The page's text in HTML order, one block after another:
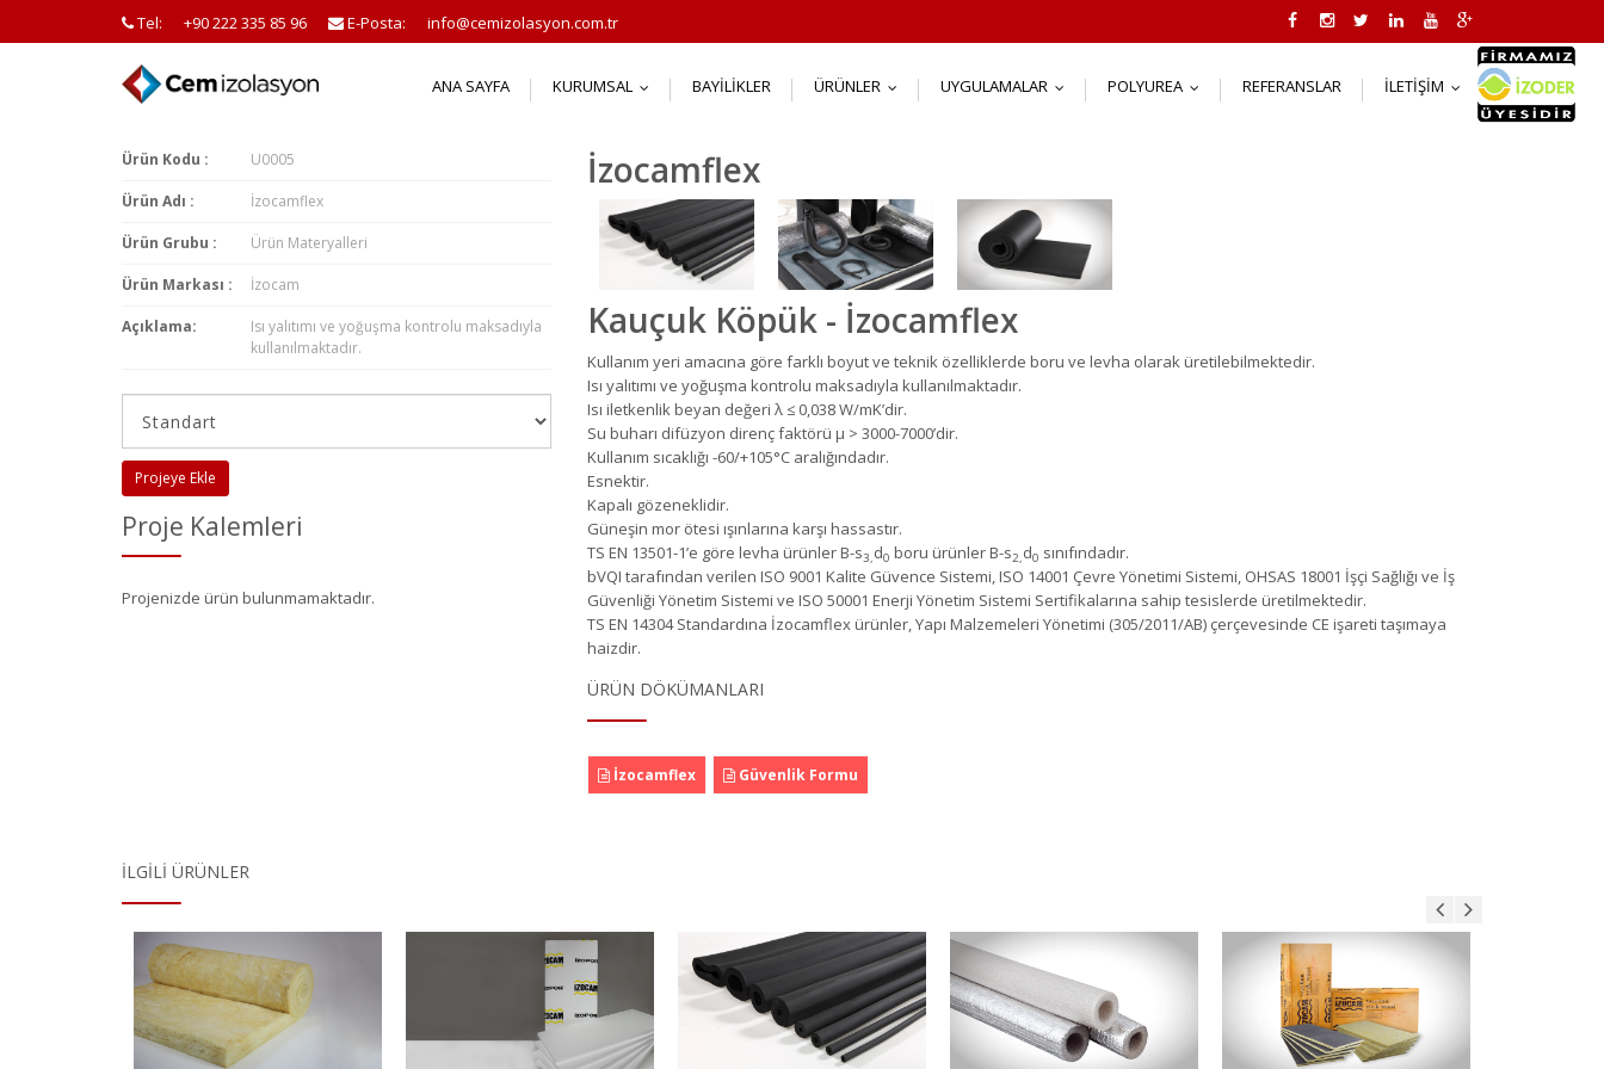
Tel: +90 222 335 85 96 E-Posta: info@cemizolasyon.com.tr
ANA SAYFA KURUMSAL BAYILIKLER ÜRÜNLER UYGULAMALAR POLYUREA REFERANSLAR İLETIŞIM
Ürün Kodu : U0005
Ürün Adı : İzocamflex
Ürün Grubu : Ürün Materyalleri
Ürün Markası : İzocam
Açıklama:
Isı yalıtımı ve yoğuşma kontrolu maksadıyla
kullanılmaktadır.
Projeye Ekle
Proje Kalemleri
Projenizde ürün bulunmamaktadır.
İzocamflex
Kauçuk Köpük - İzocamflex
Kullanım yeri amacına göre farklı boyut ve teknik özelliklerde boru ve levha olarak üretilebilmektedir.
Isı yalıtımı ve yoğuşma kontrolu maksadıyla kullanılmaktadır.
Isı iletkenlik beyan değeri λ ≤ 0,038 W/mK’dir.
Su buharı difüzyon direnç faktörü μ > 3000-7000’dir.
Kullanım sıcaklığı -60/+105°C aralığındadır.
Esnektir.
Kapalı gözeneklidir.
Güneşin mor ötesi ışınlarına karşı hassastır.
TS EN 13501-1’e göre levha ürünler B-s3,d0 boru ürünler B-s2,d0 sınıfındadır.
bVQI tarafından verilen ISO 9001 Kalite Güvence Sistemi, ISO 14001 Çevre Yönetimi Sistemi, OHSAS 18001 İşçi Sağlığı ve İş
Güvenliği Yönetim Sistemi ve ISO 50001 Enerji Yönetim Sistemi Sertifikalarına sahip tesislerde üretilmektedir.
TS EN 14304 Standardına İzocamflex ürünler, Yapı Malzemeleri Yönetimi (305/2011/AB) çerçevesinde CE işareti taşımaya
haizdir.
ÜRÜN DÖKÜMANLARI
İzocamflex Güvenlik Formu
İLGILI ÜRÜNLER
EPS İzopor
Ürün Detayı
İzocamflex
Ürün Detayı
PEflex
Ürün Detayı
Taşyünü
Ürün Detayı
XPS Foamboard
Ürün Detayı